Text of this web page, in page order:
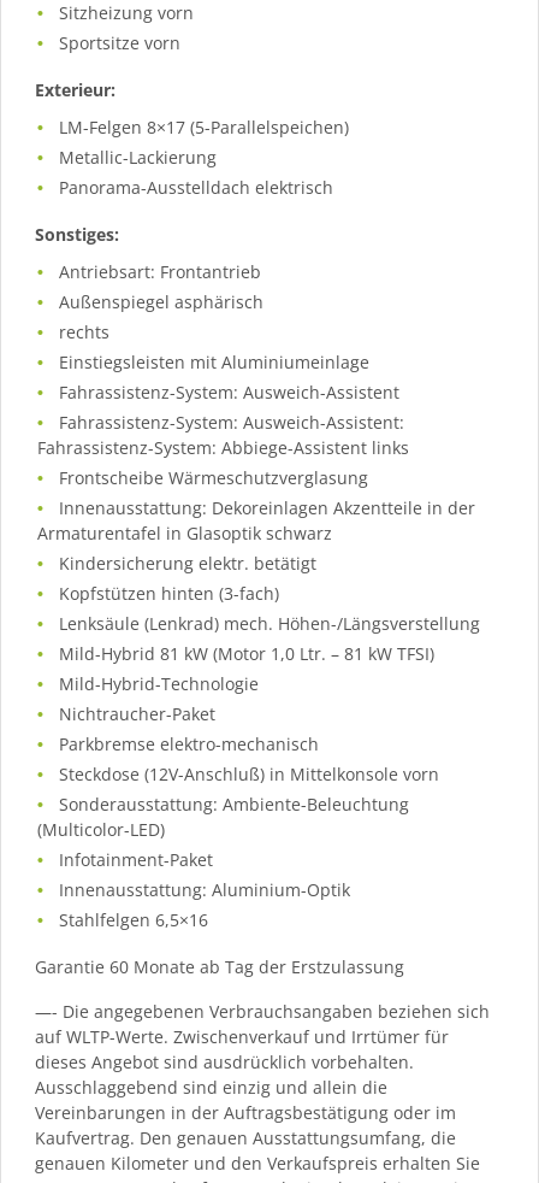
Sitzheizung vorn
Sportsitze vorn
Exterieur:
LM-Felgen 8×17 (5-Parallelspeichen)
Metallic-Lackierung
Panorama-Ausstelldach elektrisch
Sonstiges:
Antriebsart: Frontantrieb
Außenspiegel asphärisch
rechts
Einstiegsleisten mit Aluminiumeinlage
Fahrassistenz-System: Ausweich-Assistent
Fahrassistenz-System: Ausweich-Assistent:
Fahrassistenz-System: Abbiege-Assistent links
Frontscheibe Wärmeschutzverglasung
Innenausstattung: Dekoreinlagen Akzentteile in der
Armaturentafel in Glasoptik schwarz
Kindersicherung elektr. betätigt
Kopfstützen hinten (3-fach)
Lenksäule (Lenkrad) mech. Höhen-/Längsverstellung
Mild-Hybrid 81 kW (Motor 1,0 Ltr. – 81 kW TFSI)
Mild-Hybrid-Technologie
Nichtraucher-Paket
Parkbremse elektro-mechanisch
Steckdose (12V-Anschluß) in Mittelkonsole vorn
Sonderausstattung: Ambiente-Beleuchtung
(Multicolor-LED)
Infotainment-Paket
Innenausstattung: Aluminium-Optik
Stahlfelgen 6,5×16
Garantie 60 Monate ab Tag der Erstzulassung
—- Die angegebenen Verbrauchsangaben beziehen sich
auf WLTP-Werte. Zwischenverkauf und Irrtümer für
dieses Angebot sind ausdrücklich vorbehalten.
Ausschlaggebend sind einzig und allein die
Vereinbarungen in der Auftragsbestätigung oder im
Kaufvertrag. Den genauen Ausstattungsumfang, die
genauen Kilometer und den Verkaufspreis erhalten Sie